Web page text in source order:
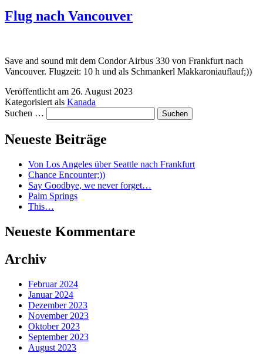
Flug nach Vancouver
Save and sound mit dem Condor Airbus 330 von Frankfurt nach
Vancouver. Flugzeit: 10 h und als Schmankerl Makkaroniauflauf;))
Veröffentlicht am 26. August 2023
Kategorisiert als Kanada
Suchen …
Neueste Beiträge
Von Los Angeles über Seattle nach Frankfurt
Chance Encounter;))
Say Goodbye, we never forget…
Palm Springs
This…
Neueste Kommentare
Archiv
Februar 2024
Januar 2024
Dezember 2023
November 2023
Oktober 2023
September 2023
August 2023